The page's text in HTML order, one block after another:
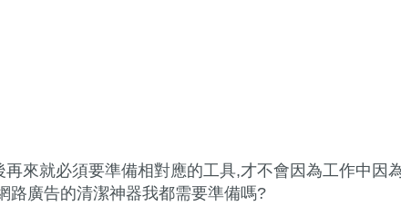
來就必須要準備相對應的工具,才不會因為工作中因
路廣告的清潔神器我都需要準備嗎?